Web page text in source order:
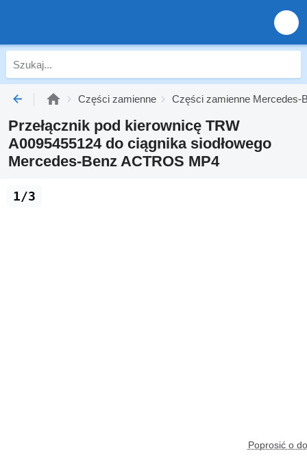
Części zamienne Części zamienne Mercedes-
Przełącznik pod kierownicę TRW
A0095455124 do ciągnika siodłowego
Mercedes-Benz ACTROS MP4
Poprosić o
1/3